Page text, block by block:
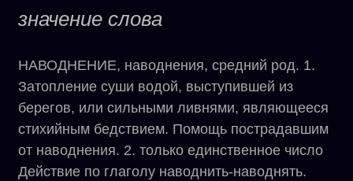
значение слова
НАВОДНЕНИЕ, наводнения, средний род. 1.
Затопление суши водой, выступившей из
берегов, или сильными ливнями, являющееся
стихийным бедствием. Помощь пострадавшим
от наводнения. 2. только единственное число
Действие по глаголу наводнить-наводнять.